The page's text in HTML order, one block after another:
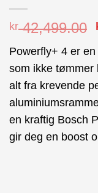
kr42,499.00
Powerfly+ 4 er
som ikke tømmer
alt fra krevende
en kraftig Bosch
gir deg en boost